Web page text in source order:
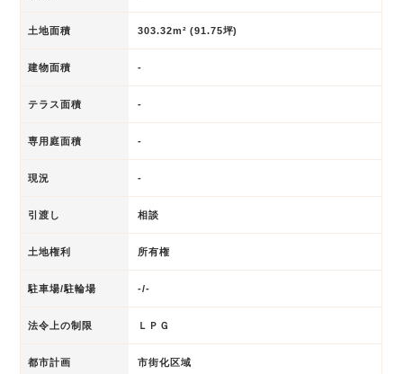
土地面積 303.32m² (91.75坪)
建物面積 -
テラス面積 -
専用庭面積 -
現況 -
引渡し 相談
土地権利 所有権
駐車場/駐輪場 -/-
法令上の制限 ＬＰＧ
都市計画 市街化区域